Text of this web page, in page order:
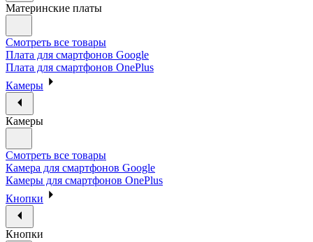
Материнские платы
Смотреть все товары
Плата для смартфонов Google
Плата для смартфонов OnePlus
Камеры
Камеры
Смотреть все товары
Камера для смартфонов Google
Камеры для смартфонов OnePlus
Кнопки
Кнопки